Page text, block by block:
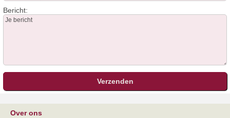
Bericht:
Over ons